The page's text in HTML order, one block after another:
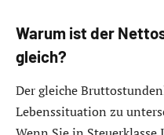
Warum ist der
gleich?
Der gleiche
Lebenssituation zu